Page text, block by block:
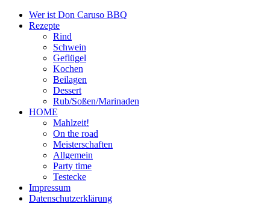
Wer ist Don Caruso BBQ
Rezepte
Rind
Schwein
Geflügel
Kochen
Beilagen
Dessert
Rub/Soßen/Marinaden
HOME
Mahlzeit!
On the road
Meisterschaften
Allgemein
Party time
Testecke
Impressum
Datenschutzerklärung